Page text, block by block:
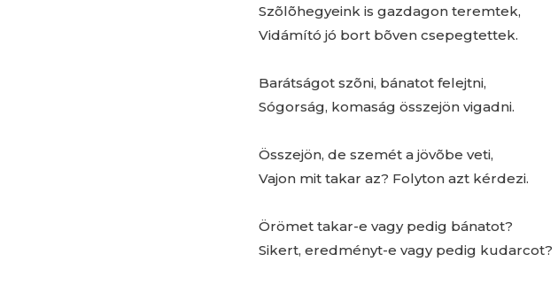
Szõlõhegyeink is gazdagon teremtek,
Vidámító jó bort bõven csepegtettek.
Barátságot szõni, bánatot felejtni,
Sógorság, komaság összejön vigadni.
Összejön, de szemét a jövõbe veti,
Vajon mit takar az? Folyton azt kérdezi.
Örömet takar-e vagy pedig bánatot?
Sikert, eredményt-e vagy pedig kudarcot?